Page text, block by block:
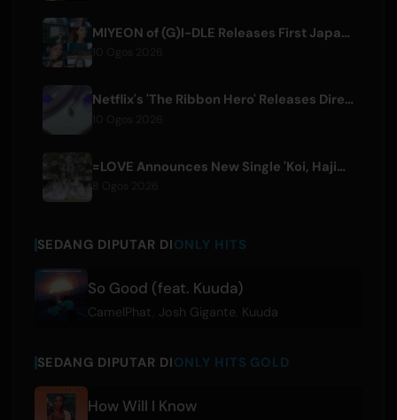
MIYEON of (G)I-DLE Releases First Japanese Solo Single 'RUN AWAY'
Netflix's 'The Ribbon Hero' Releases Director and Designer Interviews
=LOVE Announces New Single 'Koi, Hajimemashita.' and Tokyo Dome Concerts
SEDANG DIPUTAR DIONLY HITS
So Good (feat. Kuuda)
CamelPhat Josh Gigante Kuuda
SEDANG DIPUTAR DIONLY HITS GOLD
How Will I Know